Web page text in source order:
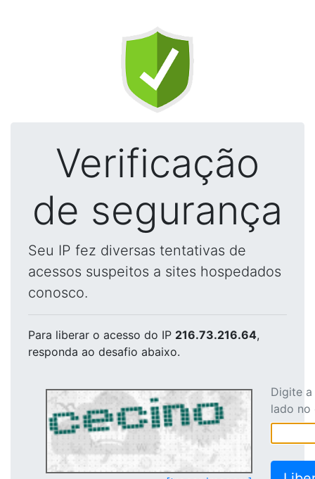
Verificação
de segurança
Seu IP fez diversas tentativas de
acessos suspeitos a sites hospedados
conosco.
Para liberar o acesso do IP 216.73.216.64,
responda ao desafio abaixo.
Digite
lado no